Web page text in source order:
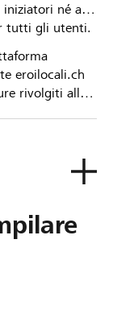
iniziatori né ai
tutti gli utenti.
eroilocali.ch
rivolgiti alla